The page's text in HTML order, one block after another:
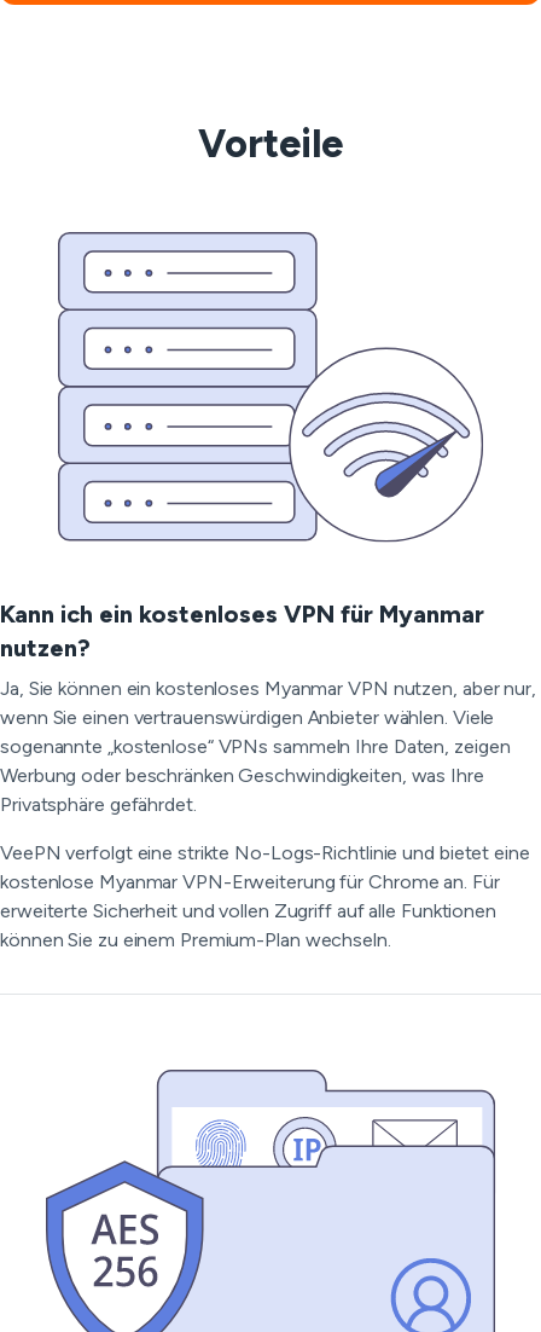
Vorteile
Kann ich ein kostenloses VPN für Myanmar
nutzen?
Ja, Sie können ein kostenloses Myanmar VPN nutzen, aber nur,
wenn Sie einen vertrauenswürdigen Anbieter wählen. Viele
sogenannte „kostenlose“ VPNs sammeln Ihre Daten, zeigen
Werbung oder beschränken Geschwindigkeiten, was Ihre
Privatsphäre gefährdet.
VeePN verfolgt eine strikte No-Logs-Richtlinie und bietet eine
kostenlose Myanmar VPN-Erweiterung für Chrome an. Für
erweiterte Sicherheit und vollen Zugriff auf alle Funktionen
können Sie zu einem Premium-Plan wechseln.